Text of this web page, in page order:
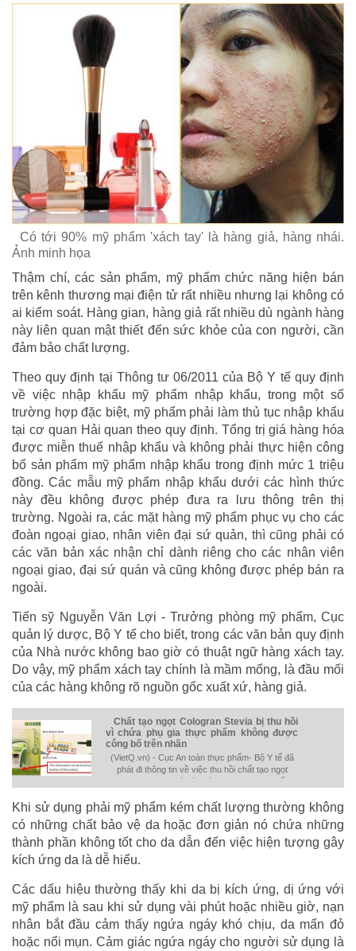
Có tới 90% mỹ phẩm 'xách tay' là hàng giả, hàng nhái.
Ảnh minh họa
Thậm chí, các sản phẩm, mỹ phẩm chức năng hiện bán
trên kênh thương mại điện tử rất nhiều nhưng lại không có
ai kiểm soát. Hàng gian, hàng giả rất nhiều dù ngành hàng
này liên quan mật thiết đến sức khỏe của con người, cần
đảm bảo chất lượng.
Theo quy định tại Thông tư 06/2011 của Bộ Y tế quy định
về việc nhập khẩu mỹ phẩm nhập khẩu, trong một số
trường hợp đặc biệt, mỹ phẩm phải làm thủ tục nhập khẩu
tại cơ quan Hải quan theo quy định. Tổng trị giá hàng hóa
được miễn thuế nhập khẩu và không phải thực hiện công
bố sản phẩm mỹ phẩm nhập khẩu trong định mức 1 triệu
đồng. Các mẫu mỹ phẩm nhập khẩu dưới các hình thức
này đều không được phép đưa ra lưu thông trên thị
trường. Ngoài ra, các mặt hàng mỹ phẩm phục vụ cho các
đoàn ngoại giao, nhân viên đại sứ quản, thì cũng phải có
các văn bản xác nhận chỉ dành riêng cho các nhân viên
ngoại giao, đại sứ quán và cũng không được phép bán ra
ngoài.
Tiến sỹ Nguyễn Văn Lợi - Trưởng phòng mỹ phẩm, Cục
quản lý dược, Bộ Y tế cho biết, trong các văn bản quy định
của Nhà nước không bao giờ có thuật ngữ hàng xách tay.
Do vậy, mỹ phẩm xách tay chính là mầm mống, là đầu mối
của các hàng không rõ nguồn gốc xuất xứ, hàng giả.
Chất tạo ngọt Cologran Stevia bị thu hồi
vì chứa phụ gia thực phẩm không được
công bố trên nhãn
(VietQ.vn) - Cục An toàn thực phẩm- Bộ Y tế đã
phát đi thông tin về việc thu hồi chất tạo ngọt
Cologran Stevia vì có chứa phụ gia thực phẩm
Khi sử dụng phải mỹ phẩm kém chất lượng thường không
có những chất bảo vệ da hoặc đơn giản nó chứa những
thành phần không tốt cho da dẫn đến việc hiện tượng gây
kích ứng da là dễ hiểu.
Các dấu hiệu thường thấy khi da bị kích ứng, dị ứng với
mỹ phẩm là sau khi sử dụng vài phút hoặc nhiều giờ, nạn
nhân bắt đầu cảm thấy ngứa ngáy khó chịu, da mẩn đỏ
hoặc nổi mụn. Cảm giác ngứa ngáy cho người sử dụng là